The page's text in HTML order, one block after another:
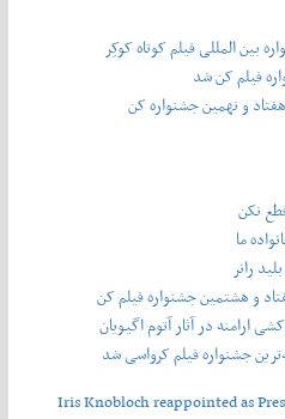
بین المللی فیلم کوتاه کوکِر
فیلم کن شد
و نهمین جشنواره کن
نکن
ما
رانر
و هشتمین جشنواره فیلم کن
ارامنه در آثار آتوم اگیویان
جشنواره فیلم کرواسی شد
Iris Knobloch reappointed as